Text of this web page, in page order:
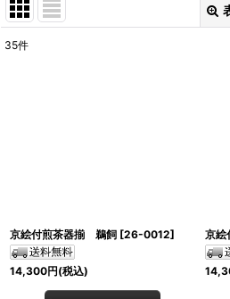
35件
京絵付煎茶器揃 鵜飼 [26-0012]
14,300円(税込)
京